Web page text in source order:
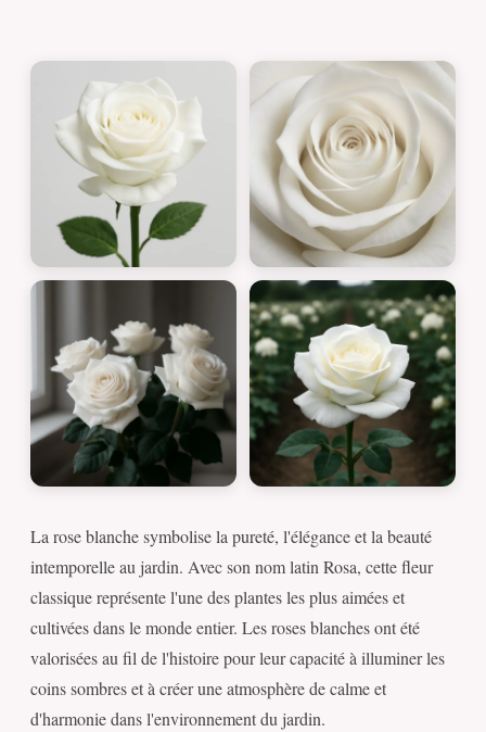
La rose blanche symbolise la pureté, l'élégance et la beauté
intemporelle au jardin. Avec son nom latin Rosa, cette fleur
classique représente l'une des plantes les plus aimées et
cultivées dans le monde entier. Les roses blanches ont été
valorisées au fil de l'histoire pour leur capacité à illuminer les
coins sombres et à créer une atmosphère de calme et
d'harmonie dans l'environnement du jardin.